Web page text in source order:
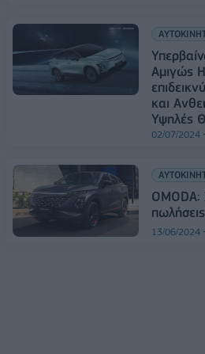
Αμιγώς
και
Υψηλές
02/07/2024
13/06/2024